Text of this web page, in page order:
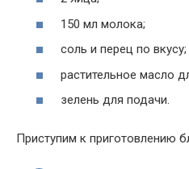
150 мл молока;
соль и перец по вкусу;
растительное масло
зелень для подачи.
Приступим к приготовлению